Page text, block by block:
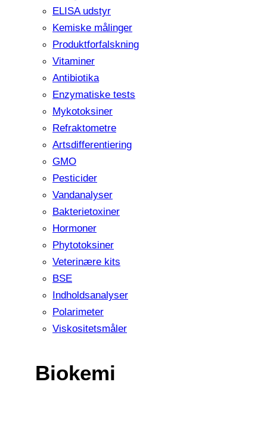
ELISA udstyr
Kemiske målinger
Produktforfalskning
Vitaminer
Antibiotika
Enzymatiske tests
Mykotoksiner
Refraktometre
Artsdifferentiering
GMO
Pesticider
Vandanalyser
Bakterietoxiner
Hormoner
Phytotoksiner
Veterinære kits
BSE
Indholdsanalyser
Polarimeter
Viskositetsmåler
Biokemi